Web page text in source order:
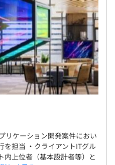
リケーション開発案件におい
を担当 ・クライアントITグル
内上位者（基本設計者等）と